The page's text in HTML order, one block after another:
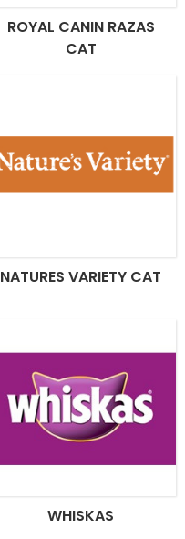
ROYAL CANIN RAZAS
CAT
NATURES VARIETY CAT
WHISKAS